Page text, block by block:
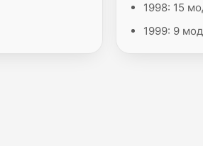
1998: 15
1999: 9